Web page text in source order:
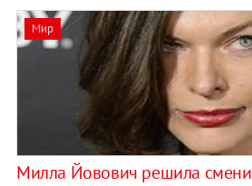
Мир
Милла Йовович решила